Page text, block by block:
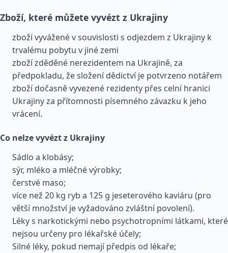
Zboží, které můžete vyvézt z Ukrajiny
zboží vyvážené v souvislosti s odjezdem z Ukrajiny k
trvalému pobytu v jiné zemi
zboží zděděné nerezidentem na Ukrajině, za
předpokladu, že složení dědictví je potvrzeno notářem
zboží dočasně vyvezené rezidenty přes celní hranici
Ukrajiny za přítomnosti písemného závazku k jeho
vrácení.
Co nelze vyvézt z Ukrajiny
Sádlo a klobásy;
sýr, mléko a mléčné výrobky;
čerstvé maso;
více než 20 kg ryb a 125 g jeseterového kaviáru (pro
větší množství je vyžadováno zvláštní povolení).
Léky s narkotickými nebo psychotropními látkami, které
nejsou určeny pro lékařské účely;
Silné léky, pokud nemají předpis od lékaře;